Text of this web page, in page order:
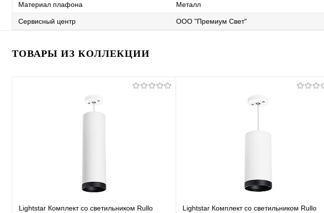
Материал плафона Металл
Сервисный центр ООО "Премиум Свет"
ТОВАРЫ ИЗ КОЛЛЕКЦИИ
Lightstar Комплект со светильником Rullo
Lightstar Комплект со светильником Rullo